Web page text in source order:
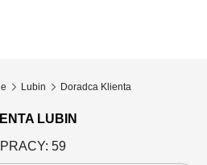
Lubin Doradca Klienta
LUBIN
59